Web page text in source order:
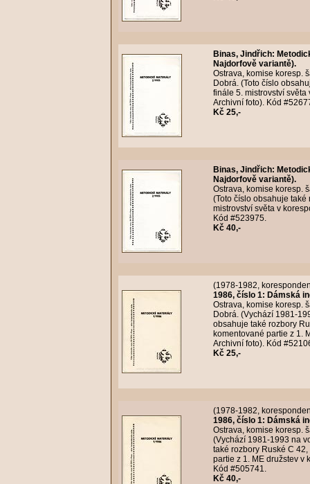
Binas, Jindřich:
Najdorfově variantě).
Ostrava, komise koresp.
Dobrá. (Toto číslo
finále 5. mistrovství
Archivní foto). Kód
Kč 25,-
Binas, Jindřich:
Najdorfově variantě).
Ostrava, komise koresp.
(Toto číslo obsahuje také
mistrovství světa v
Kód #523975.
Kč 40,-
(1978-1982,
1986, číslo 1: Dámská
Ostrava, komise koresp.
Dobrá. (Vychází 1981-
obsahuje také rozbory
komentované partie z 1.
Archivní foto). Kód
Kč 25,-
(1978-1982,
1986, číslo 1: Dámská
Ostrava, komise koresp.
(Vychází 1981-1993 na
také rozbory Ruské C
partie z 1. ME družstev v
Kód #505741.
Kč 40,-